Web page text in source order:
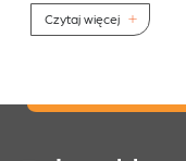
Czytaj więcej